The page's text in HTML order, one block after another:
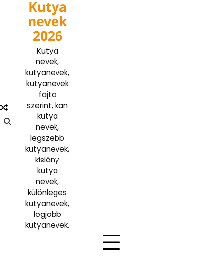
content
Kutya
nevek
2026
Kutya
nevek,
kutyanevek,
kutyanevek
fajta
szerint, kan
kutya
nevek,
legszebb
kutyanevek,
kislány
kutya
nevek,
különleges
kutyanevek,
legjobb
kutyanevek.